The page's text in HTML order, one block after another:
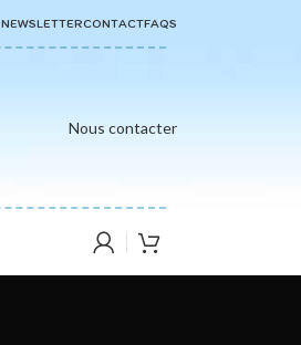
NEWSLETTERCONTACTFAQS
Nous contacter